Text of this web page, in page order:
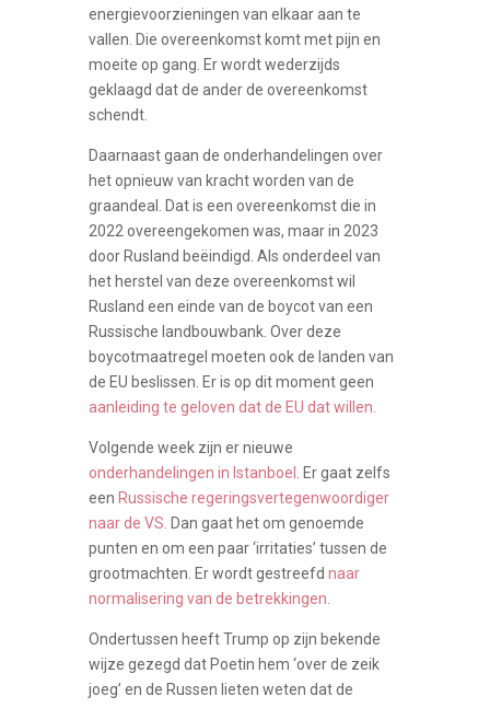
energievoorzieningen van elkaar aan te
vallen. Die overeenkomst komt met pijn en
moeite op gang. Er wordt wederzijds
geklaagd dat de ander de overeenkomst
schendt.
Daarnaast gaan de onderhandelingen over
het opnieuw van kracht worden van de
graandeal. Dat is een overeenkomst die in
2022 overeengekomen was, maar in 2023
door Rusland beëindigd. Als onderdeel van
het herstel van deze overeenkomst wil
Rusland een einde van de boycot van een
Russische landbouwbank. Over deze
boycotmaatregel moeten ook de landen van
de EU beslissen. Er is op dit moment geen
aanleiding te geloven dat de EU dat willen.
Volgende week zijn er nieuwe
onderhandelingen in Istanboel
. Er gaat zelfs
een Russische regeringsvertegenwoordiger
naar de VS. Dan gaat het om genoemde
punten en om een paar ‘irritaties’ tussen de
grootmachten. Er wordt gestreefd naar
normalisering van de betrekkingen.
Ondertussen heeft Trump op zijn bekende
wijze gezegd dat Poetin hem ‘over de zeik
joeg’ en de Russen lieten weten dat de